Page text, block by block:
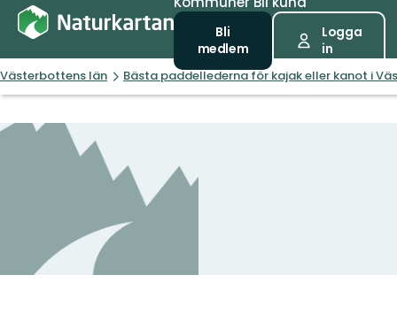
Bli
medlem
Logga
in
Västerbottens län Bästa paddellederna för kajak eller kanot i